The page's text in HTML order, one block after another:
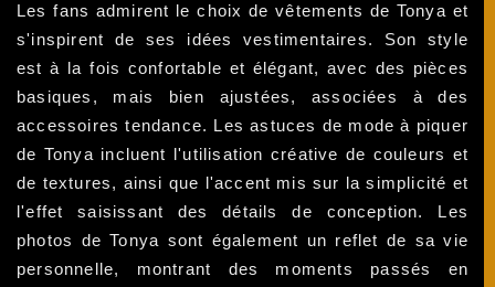
Les fans admirent le choix de vêtements de Tonya et
s'inspirent de ses idées vestimentaires. Son style
est à la fois confortable et élégant, avec des pièces
basiques, mais bien ajustées, associées à des
accessoires tendance. Les astuces de mode à piquer
de Tonya incluent l'utilisation créative de couleurs et
de textures, ainsi que l'accent mis sur la simplicité et
l'effet saisissant des détails de conception. Les
photos de Tonya sont également un reflet de sa vie
personnelle, montrant des moments passés en